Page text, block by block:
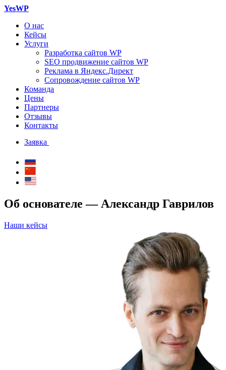
YesWP
О нас
Кейсы
Услуги
Разработка сайтов WP
SEO продвижение сайтов WP
Реклама в Яндекс.Директ
Сопровождение сайтов WP
Команда
Цены
Партнеры
Отзывы
Контакты
Заявка
Об основателе — Александр Гаврилов
Наши кейсы